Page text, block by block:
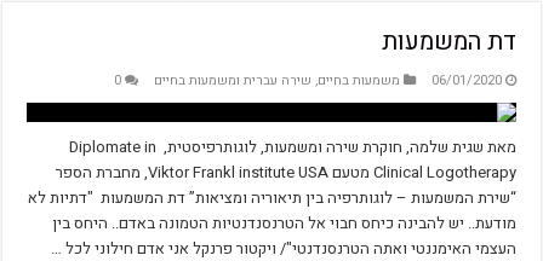
דת המשמעות
06/01/2020 משמעות בחיים, שירה עברית ומשמעות בחיים 0
מאת שגית שלמה, חוקרת שירה ומשמעות, לוגותרפיסטית, Diplomate in
Clinical Logotherapy מטעם Viktor Frankl institute USA, מחברת הספר
“שירת המשמעות – לוגותרפיה בין תיאוריה ומציאות” דת המשמעות "דתיות לא
מודעת.. יש להבינה כיחס חבוי אל הטרנסנדנטיות הטמונה באדם.. היחס בין
העצמי האימננטי ואתה הטרנסנדנטי"/ ויקטור פרנקל אני אדם חילוני לכל …